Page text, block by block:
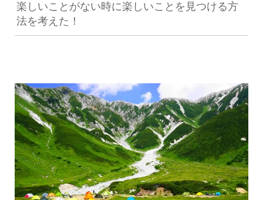
楽しいことがない時に楽しいことを見つける方
法を考えた！